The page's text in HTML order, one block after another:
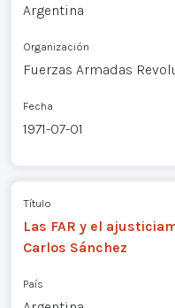
Argentina
Organización
Fuerzas Armadas
Fecha
1971-07-01
Título
Las FAR y el
Carlos Sánchez
País